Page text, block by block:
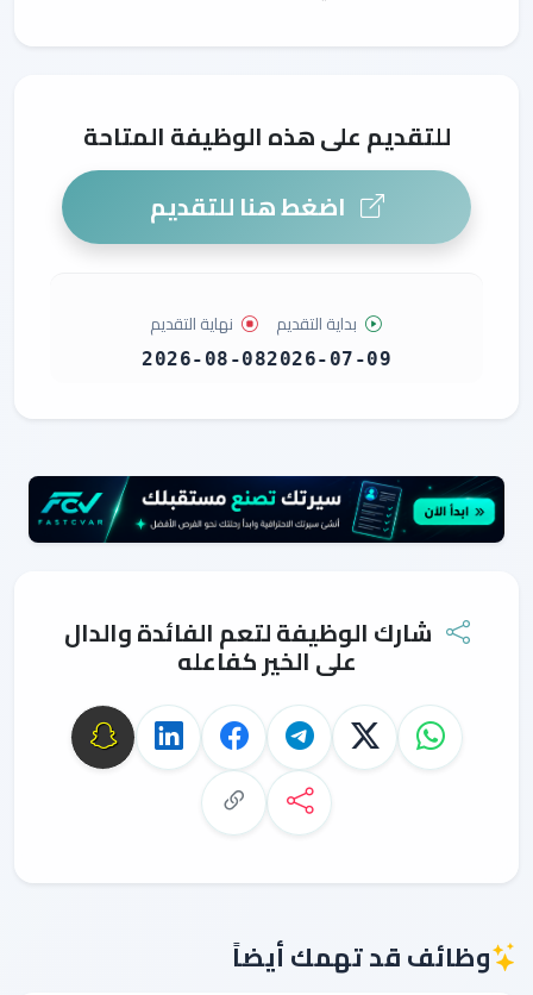
للتقديم على هذه الوظيفة المتاحة
اضغط هنا للتقديم
بداية التقديم
2026-07-09
نهاية التقديم
2026-08-08
شارك الوظيفة لتعم الفائدة والدال
على الخير كفاعله
وظائف قد تهمك أيضاً